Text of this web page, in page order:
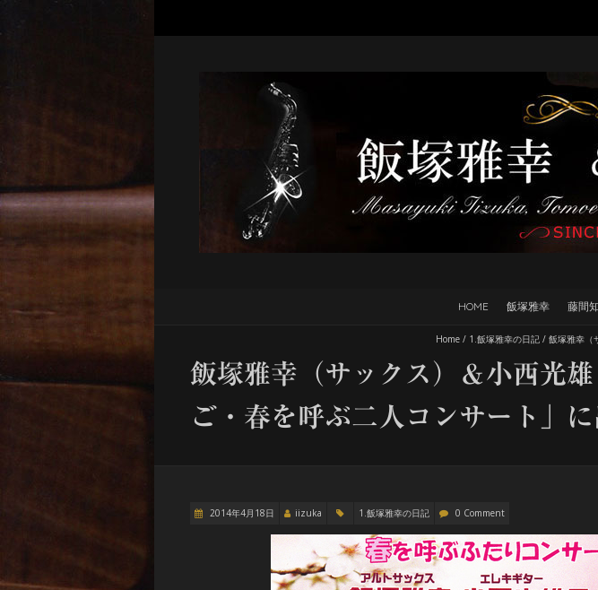
HOME 飯塚雅幸 藤間
Home / 1.飯塚雅幸の日記 / 飯塚雅幸（
飯塚雅幸（サックス）＆小西光
ご・春を呼ぶ二人コンサート」に
2014年4月18日 iizuka 1.飯塚雅幸の日記 0 Comment